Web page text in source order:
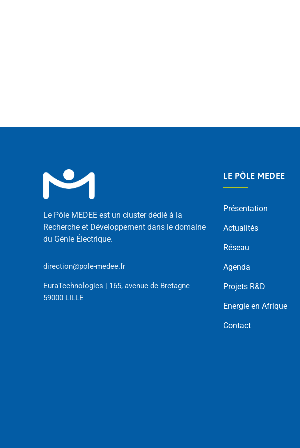
Le Pôle MEDEE est un cluster dédié à la
Recherche et Développement dans le domaine
du Génie Électrique.
direction@pole-medee.fr
EuraTechnologies | 165, avenue de Bretagne
59000 LILLE
LE PÔLE MEDEE
Présentation
Actualités
Réseau
Agenda
Projets R&D
Energie en Afrique
Contact